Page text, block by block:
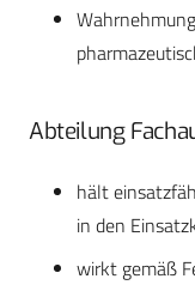
Abteilung
hält
in den
wirkt gemäß